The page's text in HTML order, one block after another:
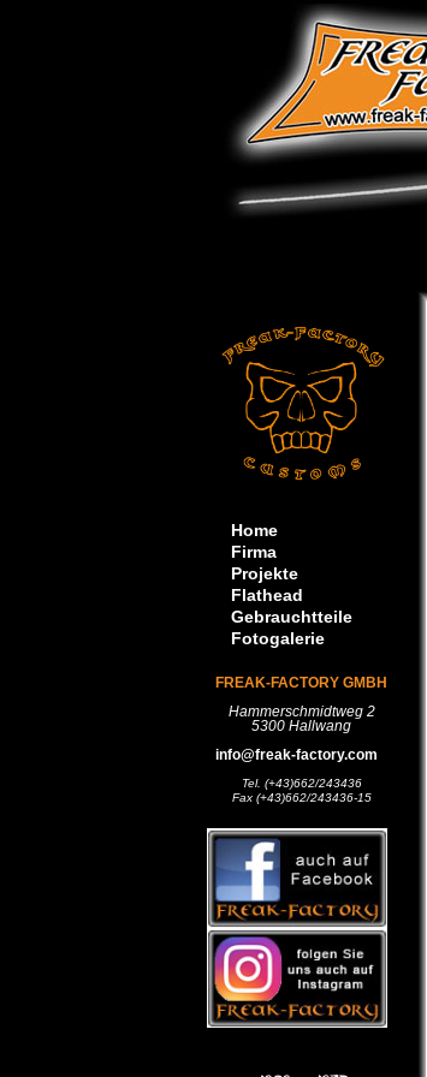
Home
Firma
Projekte
Flathead
Gebrauchtteile
Fotogalerie
FREAK-FACTORY GMBH
Hammerschmidtweg 2
5300 Hallwang
info@freak-factory.com
Tel. (+43)662/243436
Fax (+43)662/243436-15